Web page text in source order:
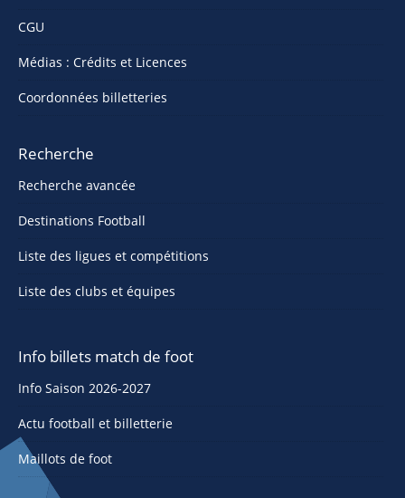
CGU
Médias : Crédits et Licences
Coordonnées billetteries
Recherche
Recherche avancée
Destinations Football
Liste des ligues et compétitions
Liste des clubs et équipes
Info billets match de foot
Info Saison 2026-2027
Actu football et billetterie
Maillots de foot